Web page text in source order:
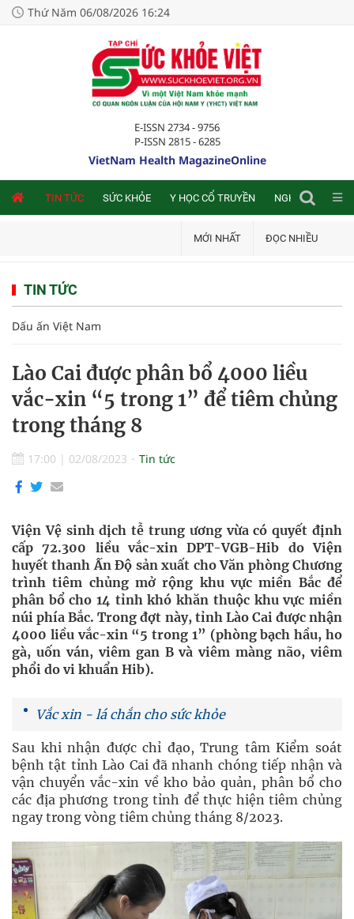
Thứ Năm 06/08/2026 16:24
E-ISSN 2734 - 9756
P-ISSN 2815 - 6285
VietNam Health MagazineOnline
TIN TỨC SỨC KHỎE Y HỌC CỔ TRUYỀN NGHIÊN CỨU
MỚI NHẤT ĐỌC NHIỀU
TIN TỨC
Dấu ấn Việt Nam
Lào Cai được phân bổ 4000 liều
vắc-xin “5 trong 1” để tiêm chủng
trong tháng 8
17:00 | 02/08/2023 Tin tức
Viện Vệ sinh dịch tễ trung ương vừa có quyết định
cấp 72.300 liều vắc-xin DPT-VGB-Hib do Viện
huyết thanh Ấn Độ sản xuất cho Văn phòng Chương
trình tiêm chủng mở rộng khu vực miền Bắc để
phân bổ cho 14 tỉnh khó khăn thuộc khu vực miền
núi phía Bắc. Trong đợt này, tỉnh Lào Cai được nhận
4000 liều vắc-xin “5 trong 1” (phòng bạch hầu, ho
gà, uốn ván, viêm gan B và viêm màng não, viêm
phổi do vi khuẩn Hib).
Vắc xin - lá chắn cho sức khỏe
Sau khi nhận được chỉ đạo, Trung tâm Kiểm soát
bệnh tật tỉnh Lào Cai đã nhanh chóng tiếp nhận và
vận chuyển vắc-xin về kho bảo quản, phân bổ cho
các địa phương trong tỉnh để thực hiện tiêm chủng
ngay trong vòng tiêm chủng tháng 8/2023.